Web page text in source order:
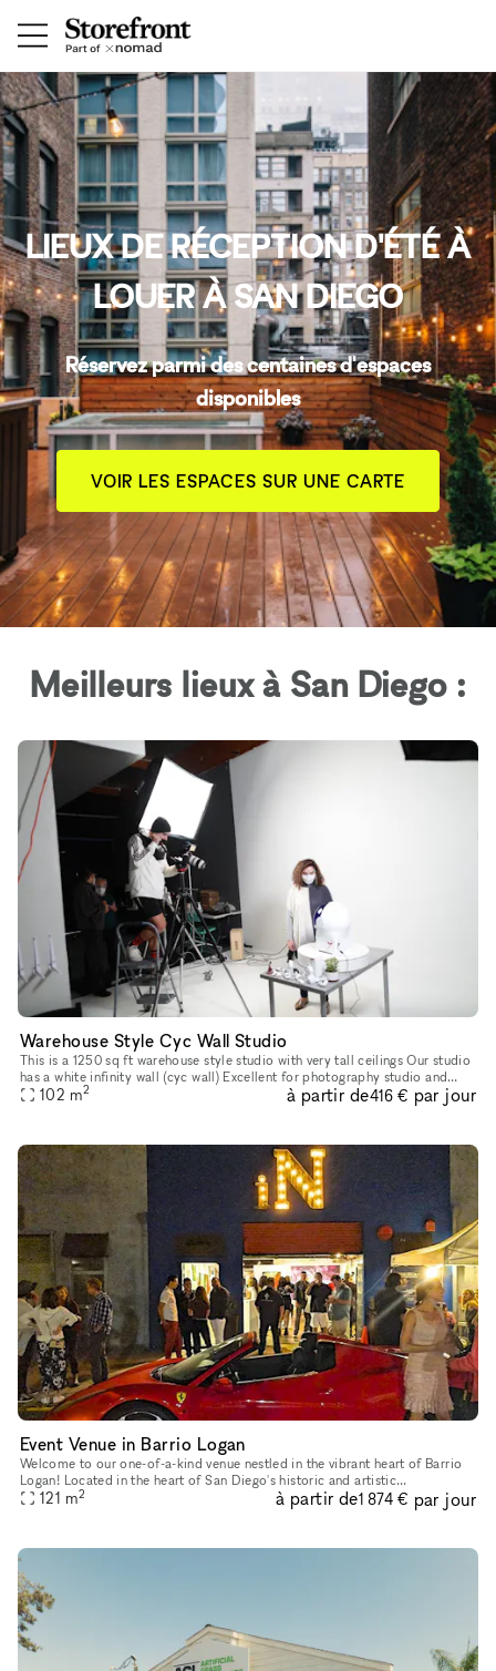
LIEUX DE RÉCEPTION D'ÉTÉ À
LOUER À SAN DIEGO
Réservez parmi des centaines d'espaces
disponibles
VOIR LES ESPACES SUR UNE CARTE
Meilleurs lieux à San Diego :
Warehouse Style Cyc Wall Studio
This is a 1250 sq ft warehouse style studio with very tall ceilings Our studio
has a white infinity wall (cyc wall) Excellent for photography studio and
102 m2 à partir de416 € par jour
Event Venue in Barrio Logan
Welcome to our one-of-a-kind venue nestled in the vibrant heart of Barrio
Logan! Located in the heart of San Diego's historic and artistic
neighborhood, our venue offers an unforgettable experience t
121 m2 à partir de1 874 € par jour